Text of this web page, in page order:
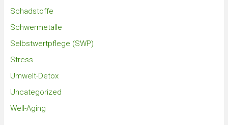
Schadstoffe
Schwermetalle
Selbstwertpflege (SWP)
Stress
Umwelt-Detox
Uncategorized
Well-Aging